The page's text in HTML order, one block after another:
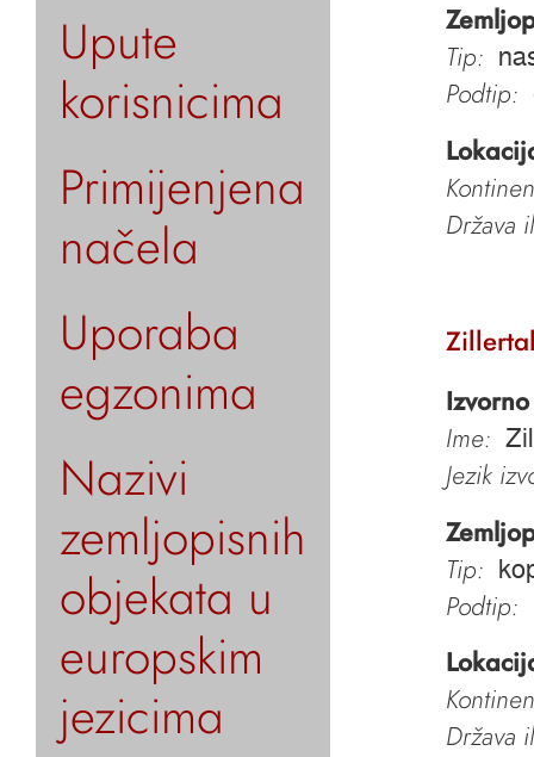
Upute
korisnicima
Primijenjena
načela
Uporaba
egzonima
Nazivi
zemljopisnih
objekata u
europskim
jezicima
Tip:
Podtip:
Država
Ime:
Jezik
Tip:
Podtip:
Država